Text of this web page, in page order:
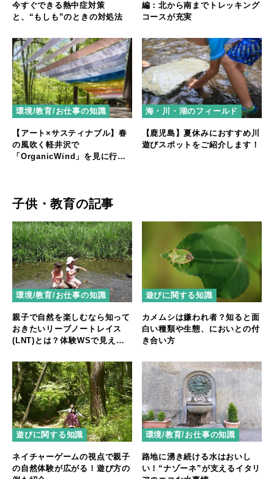
今すぐできる熱中症対策
と、“もしも”のときの対処法
編：北から南までトレッキング
コースが充実
環境/教育/お仕事の知識
【アート×サスティナブル】春
の風吹く軽井沢で
「OrganicWind」を見に行こ
海・川・湖のフィールド
【鹿児島】夏休みにおすすめ川
遊びスポットをご紹介します！
子供・教育の記事
環境/教育/お仕事の知識
親子で自然を楽しむなら知って
おきたいリーブノートレイス
(LNT)とは？体験WSで見えた7
遊びに関する知識
カメムシは嫌われ者？知ると面
白い種類や生態、においとの付
き合い方
遊びに関する知識
ネイチャーゲームの視点で親子
の自然体験が広がる！遊び方の
環境/教育/お仕事の知識
路地に湧き続ける水はおいし
い！“ナゾーネ”が支えるイタリ